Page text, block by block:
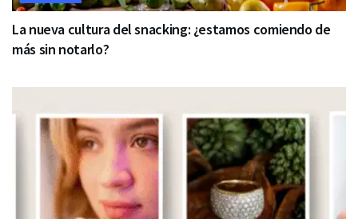
La nueva cultura del snacking: ¿estamos comiendo de
más sin notarlo?